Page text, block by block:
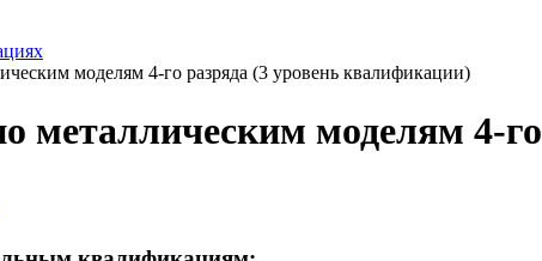
моделям 4-го разряда (3 уровень квалификации)
металлическим моделям 4-